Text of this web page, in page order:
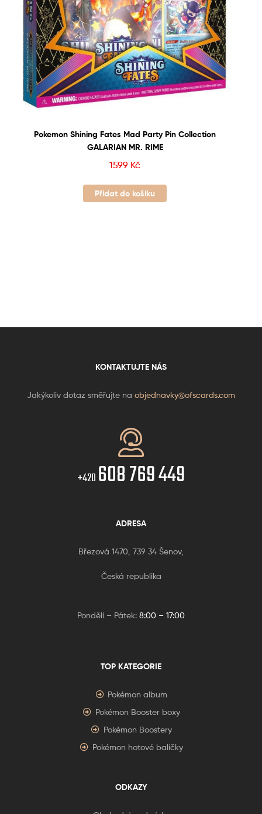
Pokemon Shining Fates Mad Party Pin Collection
GALARIAN MR. RIME
1599 Kč
Přidat do košíku
KONTAKTUJTE NÁS
Jakýkoliv dotaz směřujte na objednavky@ofscards.com
+420 608 769 449
ADRESA
Březová 1470, 739 34 Šenov,
Česká republika
Pondělí – Pátek: 8:00 – 17:00
TOP KATEGORIE
Pokémon album
Pokémon Booster boxy
Pokémon Boostery
Pokémon hotové balíčky
ODKAZY